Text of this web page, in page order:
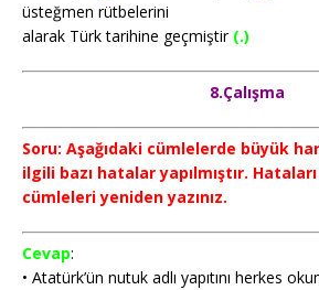
üsteğmen rütbelerini
alarak Türk tarihine geçmiştir (.)
8.Çalışma
Soru: Aşağıdaki cümlelerde büyük
ilgili bazı hatalar yapılmıştır.
cümleleri yeniden yazınız.
Cevap:
• Atatürk’ün nutuk adlı yapıtını herkes